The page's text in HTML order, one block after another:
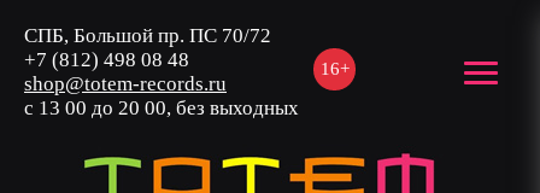
16+
СПБ, Большой пр. ПС 70/72
+7 (812) 498 08 48
shop@totem-records.ru
с 13 00 до 20 00, без выходных